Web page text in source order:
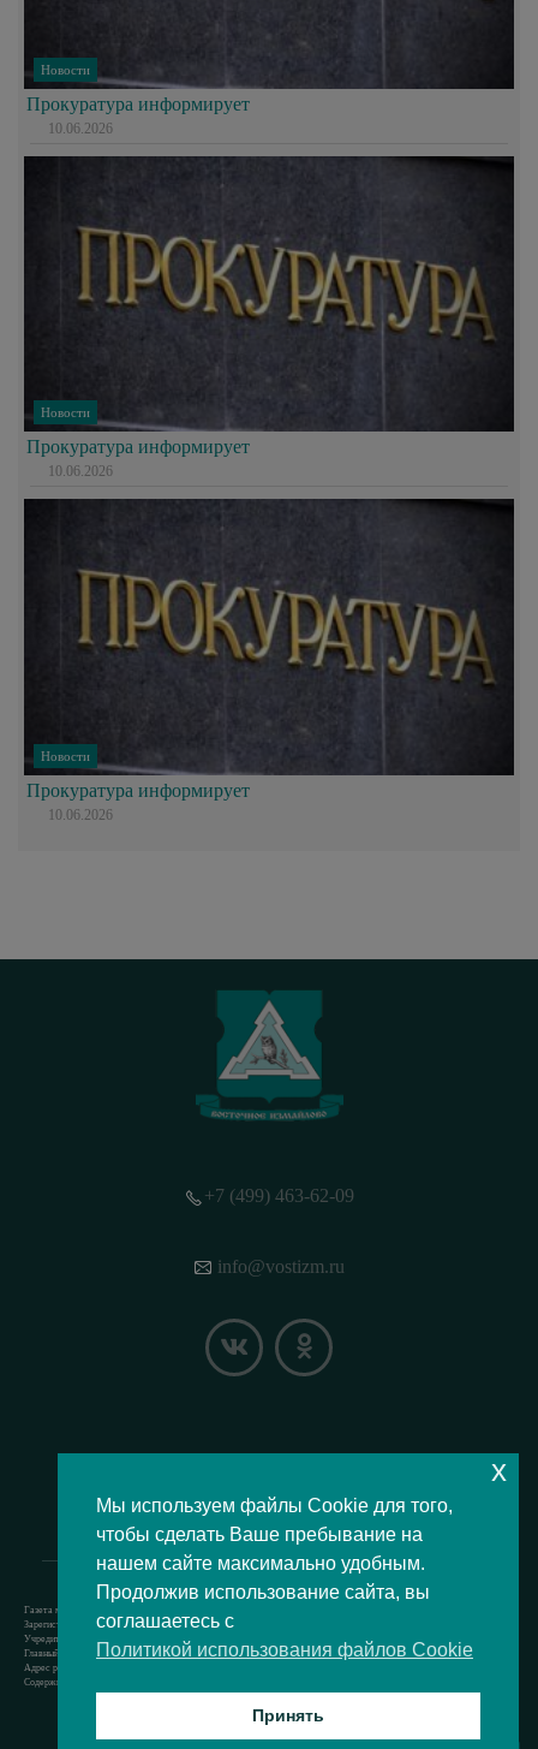
Новости
Прокуратура информирует
10.06.2026
Новости
Прокуратура информирует
10.06.2026
Новости
Прокуратура информирует
10.06.2026
+7 (499) 463-62-09
info@vostizm.ru
Газета муниципального округа Восточное Измайлово.
Зарегистрировано Роскомнадзором свидетельство Эл № ФС77-73364 от 24.07.2018 г.
Учредитель — аппарат Совета депутатов муниципального округа Восточное Измайлово.
Главный редактор — Кочерёжкин Н.А.
Адрес редакции: 105077, г. Москва, Измайловский бульвар, д. 50. т. +74994636209
Содержит материал возрастной категории 12+
Все права защищены © 2021
Мы используем файлы Cookie для того,
чтобы сделать Ваше пребывание на
нашем сайте максимально удобным.
Продолжив использование сайта, вы
соглашаетесь с
Политикой использования файлов Cookie
Принять
x